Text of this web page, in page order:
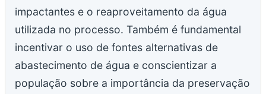
impactantes e o reaproveitamento da água
utilizada no processo. Também é fundamental
incentivar o uso de fontes alternativas de
abastecimento de água e conscientizar a
população sobre a importância da preservação